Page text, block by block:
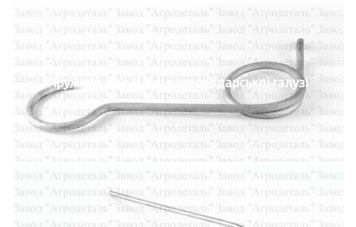
Пружини для сільськогосподарської галузі